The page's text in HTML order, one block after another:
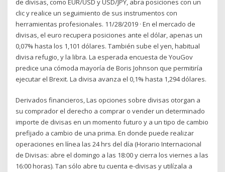
de divisas, como EUR/USD y USD/JPY, abra posiciones con un
clic y realice un seguimiento de sus instrumentos con
herramientas profesionales. 11/28/2019 · En el mercado de
divisas, el euro recupera posiciones ante el dólar, apenas un
0,07% hasta los 1,101 dólares. También sube el yen, habitual
divisa refugio, y la libra. La esperada encuesta de YouGov
predice una cómoda mayoría de Boris Johnson que permitiría
ejecutar el Brexit. La divisa avanza el 0,1% hasta 1,294 dólares.
Derivados financieros, Las opciones sobre divisas otorgan a
su comprador el derecho a comprar o vender un determinado
importe de divisas en un momento futuro y a un tipo de cambio
prefijado a cambio de una prima. En donde puede realizar
operaciones en línea las 24 hrs del día (Horario Internacional
de Divisas: abre el domingo a las 18:00 y cierra los viernes a las
16:00 horas). Tan sólo abre tu cuenta e-divisas y utilízala a